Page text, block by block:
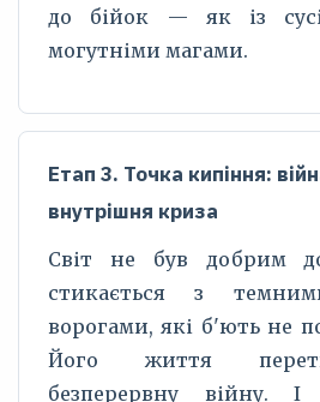
до бійок — як із
могутніми магами.
Етап 3. Точка кипіння:
внутрішня криза
Світ не був добрим
стикається з
ворогами, які б'ють не
Його життя
безперервну війну.